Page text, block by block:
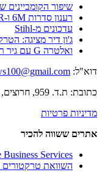
שיפור הקומביינים
רענון סדרות 6M ו-6R בג'ון דיר
עדכונים מ-Stihl
ג'ון דיר מציגה:
ואלטרה G עם גיר רציף
דוא"ל:
כתובת: ת.ד. 959, חרוצים, מיקוד 60917
מדיניות פרטיות
אתרים ששווה להכיר
Business Services
השוואת טרקטורים